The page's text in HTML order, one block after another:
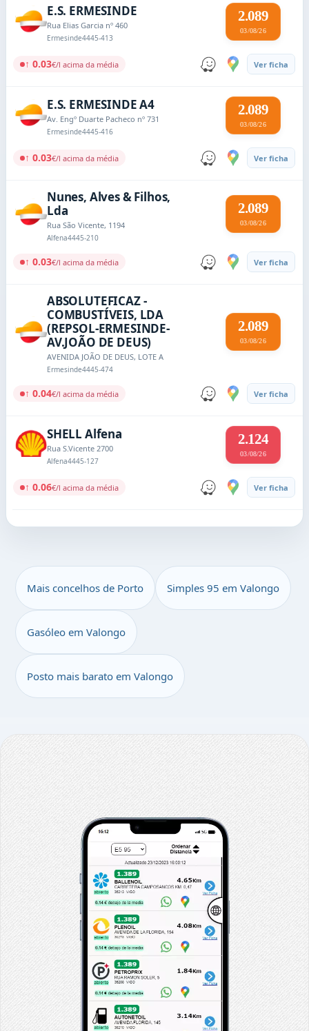
E.S. ERMESINDE
Rua Elias Garcia nº 460
Ermesinde4445-413
2.089
03/08/26
↑ 0.03€/l acima da média Ver ficha
E.S. ERMESINDE A4
Av. Engº Duarte Pacheco nº 731
Ermesinde4445-416
2.089
03/08/26
↑ 0.03€/l acima da média Ver ficha
Nunes, Alves & Filhos,
Lda
Rua São Vicente, 1194
Alfena4445-210
2.089
03/08/26
↑ 0.03€/l acima da média Ver ficha
ABSOLUTEFICAZ -
COMBUSTÍVEIS, LDA
(REPSOL-ERMESINDE-
AV.JOÃO DE DEUS)
AVENIDA JOÃO DE DEUS, LOTE A
Ermesinde4445-474
2.089
03/08/26
↑ 0.04€/l acima da média Ver ficha
SHELL Alfena
Rua S.Vicente 2700
Alfena4445-127
2.124
03/08/26
↑ 0.06€/l acima da média Ver ficha
Mais concelhos de Porto Simples 95 em Valongo
Gasóleo em Valongo
Posto mais barato em Valongo